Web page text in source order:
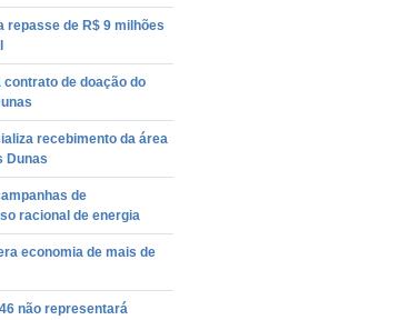
repasse de R$ 9 milhões
de doação do
recebimento da área
Dunas
de
racional de energia
economia de mais de
não representará